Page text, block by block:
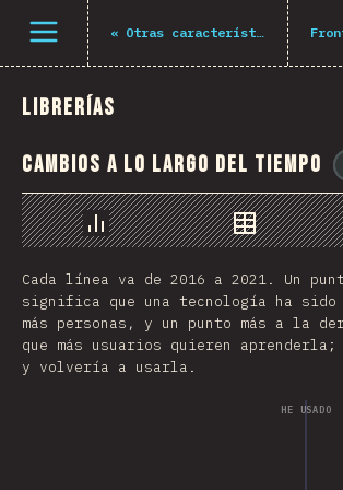
Abrir el menú
« Otras características
Librerías
Cambios a lo largo del tiempo
Gráfico Datos
Cada línea va de 2016 a 2021. Un
significa que una tecnología ha
más personas, y un punto más a la
que más usuarios quieren
y volvería a usarla.
HE USADO